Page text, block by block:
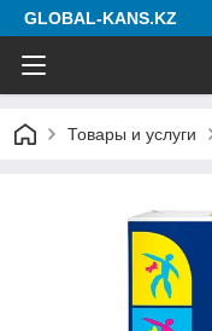
GLOBAL-KANS.KZ
Товары и услуги